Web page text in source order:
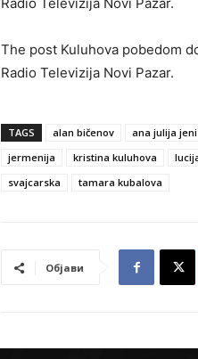
The post Kuluhova pobedom
Radio Televizija Novi Pazar.
TAGS alan bičenov ana julija jeni
jermenija
kristina kuluhova
svajcarska
tamara kubalova
Објави